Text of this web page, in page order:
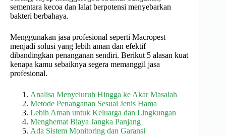
sementara kecoa dan lalat berpotensi menyebarkan
bakteri berbahaya.
Menggunakan jasa profesional seperti Macropest
menjadi solusi yang lebih aman dan efektif
dibandingkan penanganan sendiri. Berikut 5 alasan kuat
kenapa kamu sebaiknya segera memanggil jasa
profesional.
Analisa Menyeluruh Hingga ke Akar Masalah
Metode Penanganan Sesuai Jenis Hama
Lebih Aman untuk Keluarga dan Lingkungan
Menghemat Biaya Jangka Panjang
Ada Sistem Monitoring dan Garansi